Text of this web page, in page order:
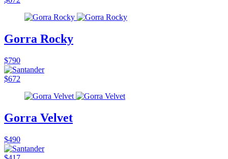
Gorra Rocky
$790
$672
Gorra Velvet
$490